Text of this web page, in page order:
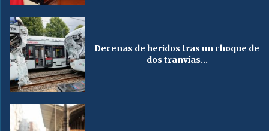
Decenas de heridos tras un choque de
dos tranvías...